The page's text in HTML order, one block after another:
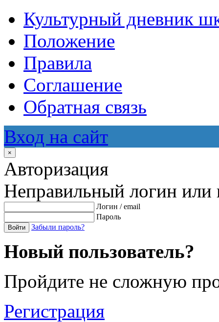
Культурный дневник
Положение
Правила
Соглашение
Обратная связь
Вход на сайт
×
Авторизация
Неправильный логин или
Логин / email
Пароль
Войти Забыли пароль?
Новый пользователь?
Пройдите не сложную
Регистрация